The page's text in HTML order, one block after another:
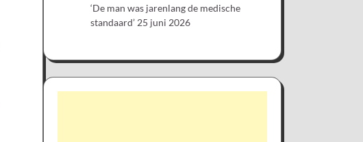
‘De man was jarenlang de medische
standaard’ 25 juni 2026